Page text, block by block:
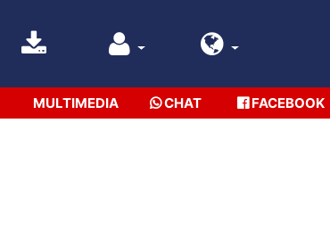
MULTIMEDIA CHAT FACEBOOK